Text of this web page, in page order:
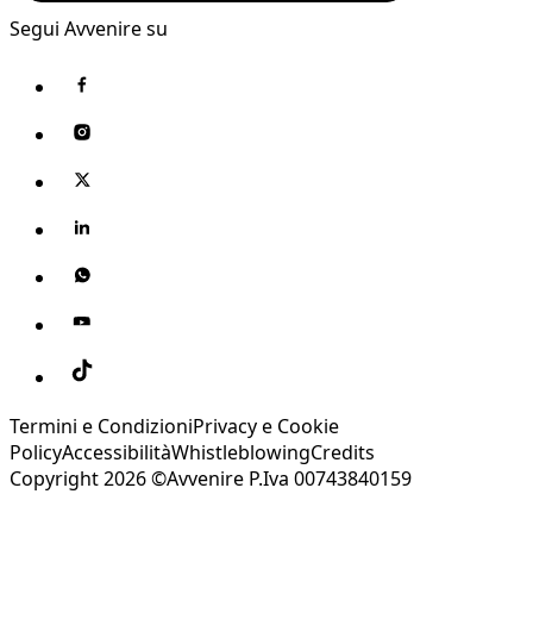
Segui Avvenire su
Termini e CondizioniPrivacy e Cookie
PolicyAccessibilitàWhistleblowingCredits
Copyright 2026 ©Avvenire P.Iva 00743840159